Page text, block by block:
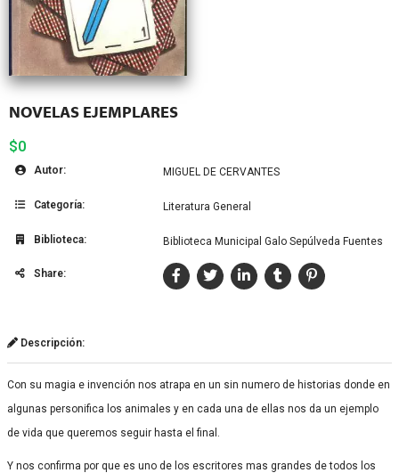
NOVELAS EJEMPLARES
$0
Autor: MIGUEL DE CERVANTES
Categoría: Literatura General
Biblioteca: Biblioteca Municipal Galo Sepúlveda Fuentes
Share:
Descripción:
Con su magia e invención nos atrapa en un sin numero de historias donde en
algunas personifica los animales y en cada una de ellas nos da un ejemplo
de vida que queremos seguir hasta el final.
Y nos confirma por que es uno de los escritores mas grandes de todos los